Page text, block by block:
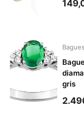
Bagues
gris